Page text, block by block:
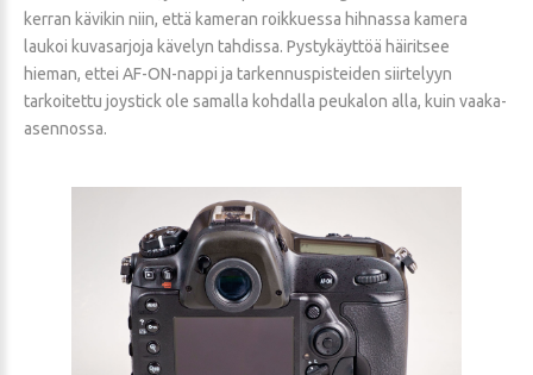
kerran kävikin niin, että kameran roikkuessa hihnassa kamera
laukoi kuvasarjoja kävelyn tahdissa. Pystykäyttöä häiritsee
hieman, ettei AF-ON-nappi ja tarkennuspisteiden siirtelyyn
tarkoitettu joystick ole samalla kohdalla peukalon alla, kuin vaaka-
asennossa.